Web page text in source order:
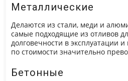
Металлические
Делаются из стали, меди и
самые подходящие из отливов
долговечности в эксплуатации
по стоимости значительно
Бетонные